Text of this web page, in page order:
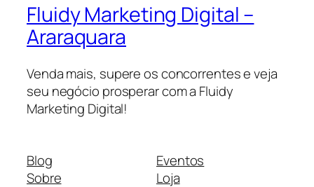
Fluidy Marketing Digital –
Araraquara
Venda mais, supere os concorrentes e veja
seu negócio prosperar com a Fluidy
Marketing Digital!
Blog
Sobre
Eventos
Loja